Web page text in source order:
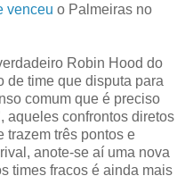
venceu o Palmeiras no
Robin Hood do
de time que disputa para
comum que é preciso
aqueles confrontos diretos
trazem três pontos e
anote-se aí uma nova
times fracos é ainda mais